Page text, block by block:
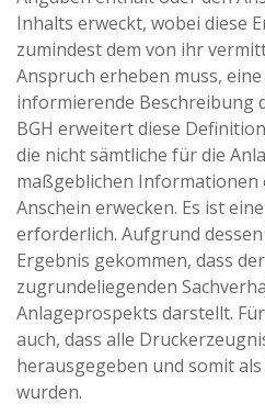
Inhalts erweckt, wobei diese
zumindest dem von ihr
Anspruch erheben muss,
informierende Beschreibung
BGH erweitert diese
die nicht sämtliche für die
maßgeblichen Informationen
Anschein erwecken. Es ist
erforderlich. Aufgrund
Ergebnis gekommen, dass
zugrundeliegenden
Anlageprospekts darstellt.
auch, dass alle
herausgegeben und somit
wurden.